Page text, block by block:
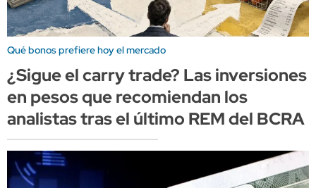
Qué bonos prefiere hoy el mercado
¿Sigue el carry trade? Las inversiones
en pesos que recomiendan los
analistas tras el último REM del BCRA